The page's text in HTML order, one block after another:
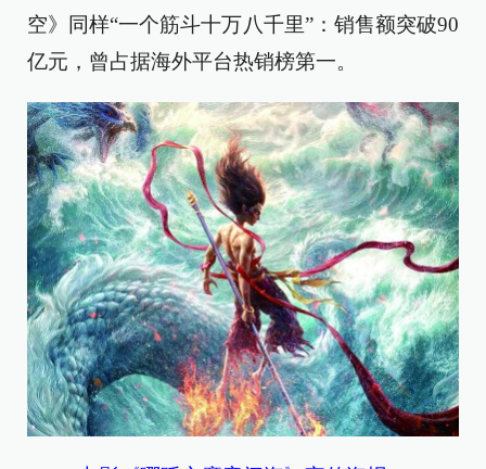
空》同样“一个筋斗十万八千里”：销售额突破90
亿元，曾占据海外平台热销榜第一。